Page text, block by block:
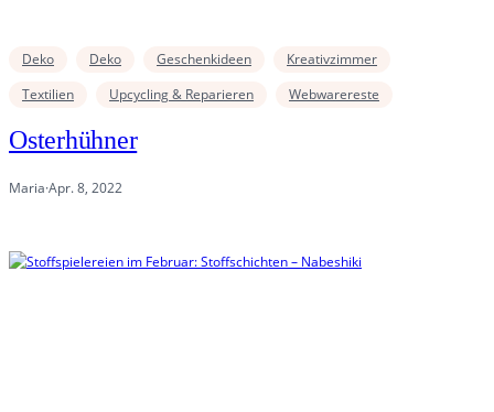
Deko Deko Geschenkideen
Kreativzimmer
Textilien
Upcycling & Reparieren Webwarereste
Osterhühner
Maria·Apr. 8, 2022